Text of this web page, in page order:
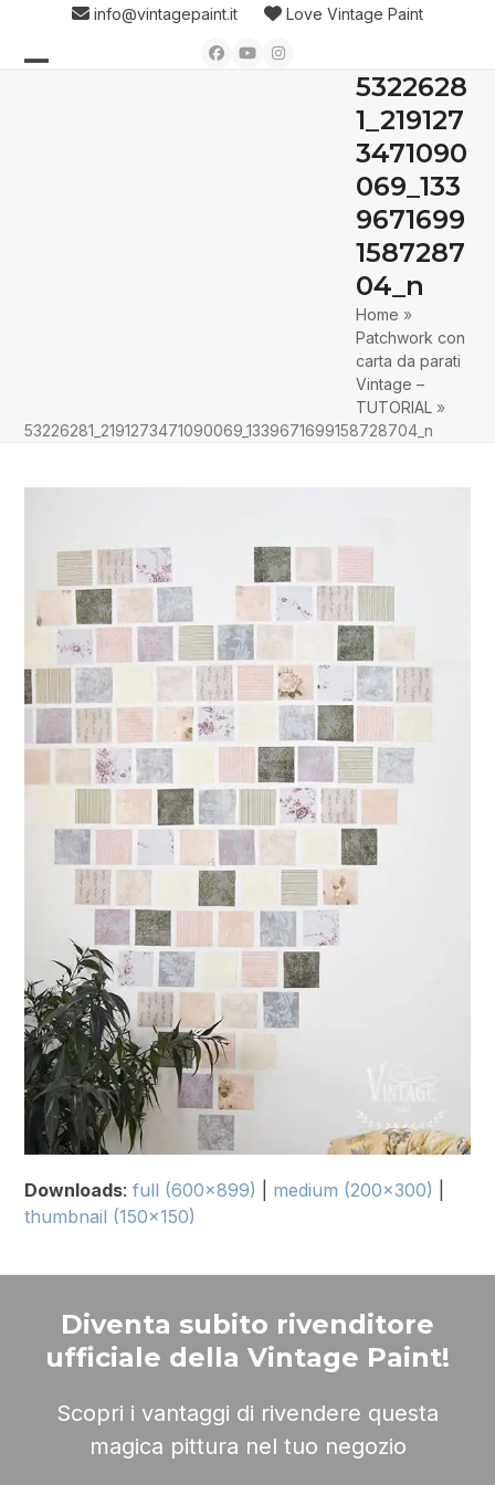
content
info@vintagepaint.it Love Vintage Paint
Facebook
YouTubeInstagram
5322628
1_219127
3471090
069_133
9671699
1587287
04_n
Home »
Patchwork con
carta da parati
Vintage –
TUTORIAL »
53226281_2191273471090069_1339671699158728704_n
Downloads:full (600x899) medium (200x300)
thumbnail (150x150)
Diventa subito rivenditore
ufficiale della Vintage Paint!
Scopri i vantaggi di rivendere questa
magica pittura nel tuo negozio